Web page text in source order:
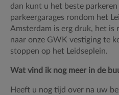
dan kunt u het beste parkeren
parkeergarages rondom het
Amsterdam is erg druk, het is
naar onze GWK vestiging te
stoppen op het Leidseplein.
Wat vind ik nog meer in de
Heeft u nog tijd over na uw